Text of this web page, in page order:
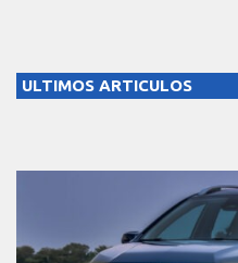
ULTIMOS ARTICULOS